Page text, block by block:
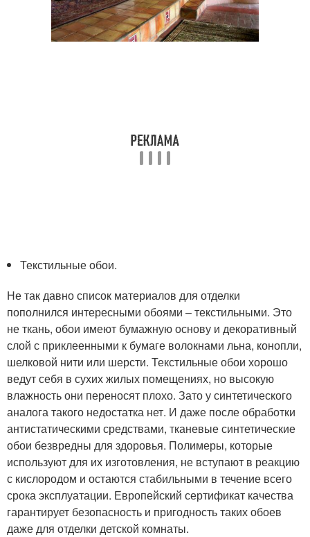
Текстильные обои.
Не так давно список материалов для отделки
пополнился интересными обоями – текстильными. Это
не ткань, обои имеют бумажную основу и декоративный
слой с приклеенными к бумаге волокнами льна, конопли,
шелковой нити или шерсти. Текстильные обои хорошо
ведут себя в сухих жилых помещениях, но высокую
влажность они переносят плохо. Зато у синтетического
аналога такого недостатка нет. И даже после обработки
антистатическими средствами, тканевые синтетические
обои безвредны для здоровья. Полимеры, которые
используют для их изготовления, не вступают в реакцию
с кислородом и остаются стабильными в течение всего
срока эксплуатации. Европейский сертификат качества
гарантирует безопасность и пригодность таких обоев
даже для отделки детской комнаты.